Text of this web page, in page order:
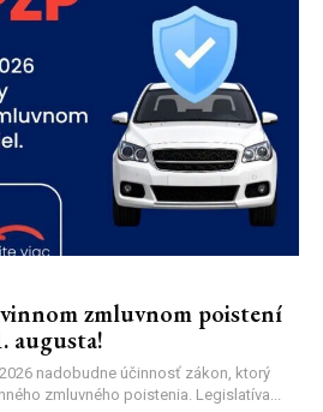
zmluvnom poistení
augusta!
nadobudne účinnosť zákon, ktorý
zmluvného poistenia. Legislatíva...